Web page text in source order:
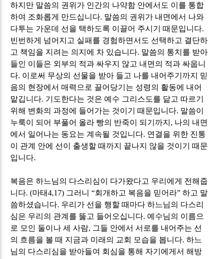
하지만 말씀의 권위가 인간의 나약함 안에서도 이를 통합
하여 조화롭게 만드십니다. 말씀의 권위가 내면에서 나와
다투는 가운데 선을 택하도록 이끌어 주시기 때문입니다.
빈번하게 넘어지고 실패를 경험하면서도 선택하고 결단하
고 책임을 지려는 의지에 차 있습니다. 말씀의 통치를 받아
들인 이들은 외부의 적과 싸우지 않고 내면의 적과 싸웁니
다. 이로써 무상의 선물을 받아 들고 나를 내어주기까지 믿
음의 현장에서 매력으로 끌어당기는 성령의 활동에 내어
맡깁니다. 기도한다는 것은 예수 그리스도를 닮고 따르기
위해 변화의 과정에 들어가는 것이기 때문입니다. 말씀이
누룩이 되어 부풀어 올라 빵의 반죽이 되기까지 , 나의 내면
에서 일어나는 동요는 계속될 것입니다. 연결을 위한 진통
이 관계 안에 선이 출생할 때까지 끝나지 않을 것이기 때문
입니다.
복음은 하느님의 다스리심이 다가왔다고 우리에게 전해줍
니다. (마태4,17) 그러니“회개하고 복음을 믿어라”하고 말
씀하셨습니다. 우리가 선을 행할 때마다 하느님의 다스리
심은 우리의 관계를 뚫고 들어오십니다. 예수님의 이름으
로 모인 둘이나 세 사람, 그들 안에서 서로를 내어주는 선
의 흐름을 볼 때 지금과 미래의 교회 모습을 봅니다.하느
님의 다스리심을 받아들여 회심을 통해 자기에게서 해방